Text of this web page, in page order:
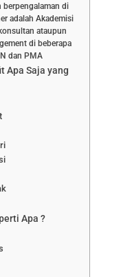
berpengalaman di
adalah Akademisi
ataupun
di beberapa
dan PMA
Apa Saja yang
Apa ?